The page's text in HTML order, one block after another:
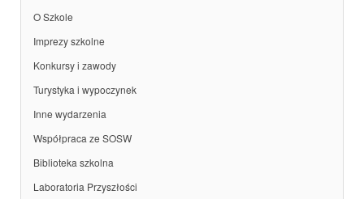
O Szkole
Imprezy szkolne
Konkursy i zawody
Turystyka i wypoczynek
Inne wydarzenia
Współpraca ze SOSW
Biblioteka szkolna
Laboratoria Przyszłości